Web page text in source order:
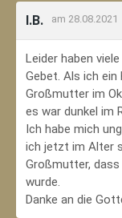
I.B. am 28.08.2021
Leider haben
Gebet. Als ich ein
Großmutter im
es war dunkel im
Ich habe mich
ich jetzt im Alter
Großmutter, dass
wurde.
Danke an die